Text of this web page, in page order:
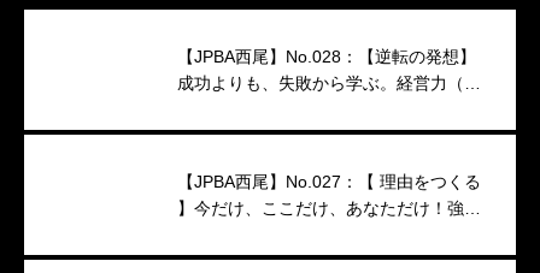
【JPBA西尾】No.028：【逆転の発想】
成功よりも、失敗から学ぶ。経営力（映
【JPBA西尾】No.027：【 理由をつくる
】今だけ、ここだけ、あなただけ！強い